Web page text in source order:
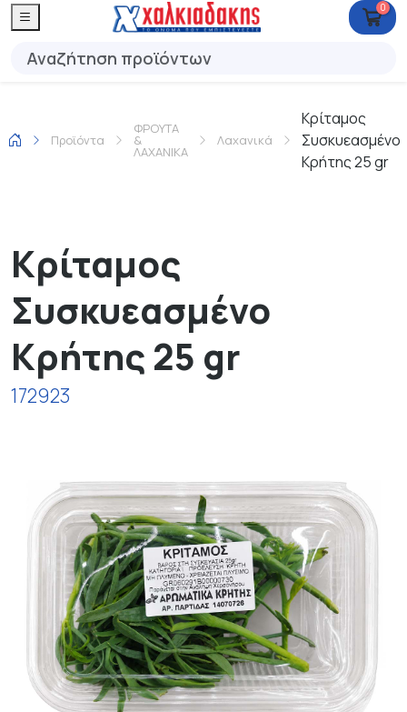
0
Προϊόντα
ΦΡΟΥΤΑ
&
ΛΑΧΑΝΙΚΑ
Λαχανικά
Κρίταμος
Συσκυεασμένο
Κρήτης 25 gr
Κρίταμος
Συσκυεασμένο
Κρήτης 25 gr
172923